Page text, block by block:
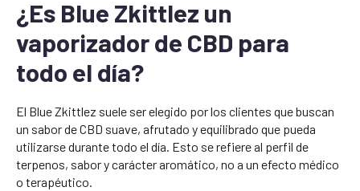
¿Es Blue Zkittlez un
vaporizador de CBD para
todo el día?
El Blue Zkittlez suele ser elegido por los clientes que buscan
un sabor de CBD suave, afrutado y equilibrado que pueda
utilizarse durante todo el día. Esto se refiere al perfil de
terpenos, sabor y carácter aromático, no a un efecto médico
o terapéutico.